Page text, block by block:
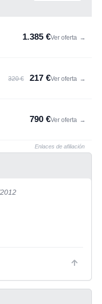
1.385 €Ver oferta →
320 € 217 €Ver oferta →
790 €Ver oferta →
Enlaces de afiliación